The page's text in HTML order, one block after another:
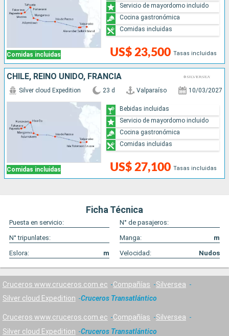
Comidas incluidas US$ 23,500 Tasas incluidas
Servicio de mayordomo incluido
Cocina gastronómica
Comidas incluidas
CHILE, REINO UNIDO, FRANCIA
Comidas incluidas
Silver cloud Expedition 23 d Valparaíso 10/03/2027
US$ 27,100 Tasas incluidas
Bebidas incluidas
Servicio de mayordomo incluido
Cocina gastronómica
Comidas incluidas
Ficha Técnica
Puesta en servicio:
N° de pasajeros:
N° tripunlates:
Manga:
m
Eslora:
m Velocidad: Nudos
Cruceros www.cruceros.com.ec Compañías
Silversea
Silver cloud Expedition
Cruceros Transatlántico
Cruceros www.cruceros.com.ec Compañías
Silversea
Silver cloud Expedition
Cruceros Transatlántico